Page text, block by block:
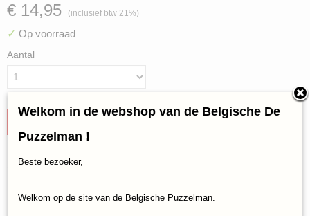
€ 14,95 (inclusief btw 21%)
✓ Op voorraad
Aantal
Specificaties
Reacties
Welkom in de webshop van de Belgische De
Puzzelman !
Beste bezoeker,
Welkom op de site van de Belgische Puzzelman.